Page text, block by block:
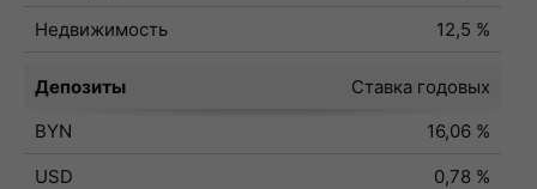
Недвижимость
12,5 %
Депозиты
Ставка годовых
BYN
16,06 %
USD
0,78 %